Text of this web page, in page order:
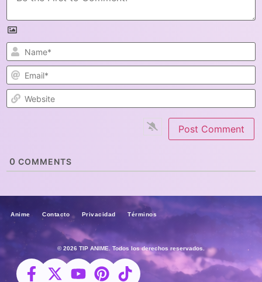
0 COMMENTS
Anime Contacto Privacidad Términos
© 2026 TIP ANIME. Todos los derechos reservados.